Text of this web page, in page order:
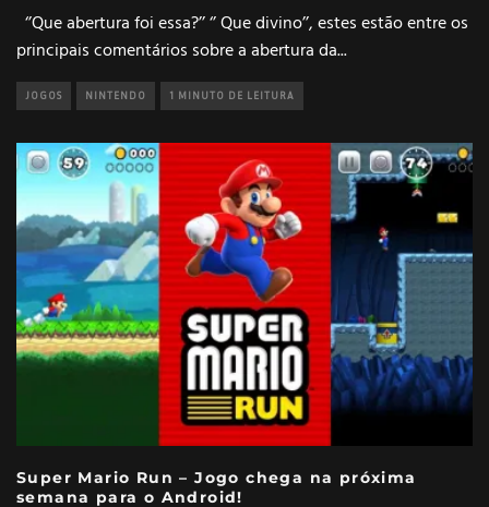
‘’Que abertura foi essa?’’ ‘’ Que divino’’, estes estão entre os
principais comentários sobre a abertura da...
JOGOS NINTENDO 1 MINUTO DE LEITURA
Super Mario Run – Jogo chega na próxima
semana para o Android!